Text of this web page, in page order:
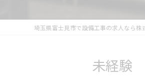
埼玉県富士見市で設備工事の求人なら株
未経験